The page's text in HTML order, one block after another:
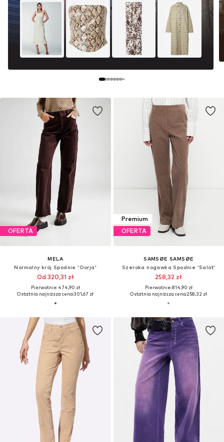
OFERTA
MELA
Normalny krój Spodnie 'Oorja'
Od 320,31 zł
Pierwotnie: 474,90 zł
Ostatnia najniższa cena:301,67 zł
Premium
OFERTA
SAMSØE SAMSØE
Szeroka nogawka Spodnie 'Salot'
258,32 zł
Pierwotnie: 814,90 zł
Ostatnia najniższa cena:258,32 zł